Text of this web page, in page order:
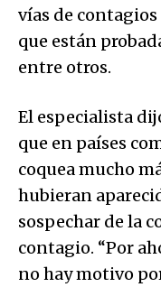
vías de
que están
entre otros.
El especialista
que en países
coquea mucho
hubieran
sospechar de la
contagio. “Por
no hay motivo